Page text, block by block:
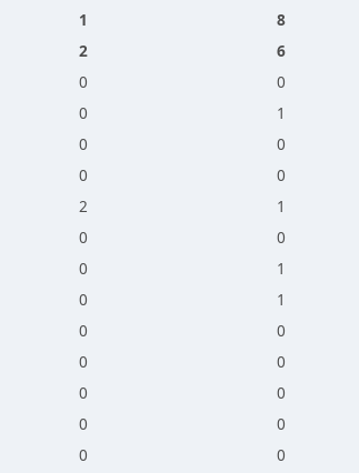
1 8
2 6
0 0
0 1
0 0
0 0
2 1
0 0
0 1
0 1
0 0
0 0
0 0
0 0
0 0